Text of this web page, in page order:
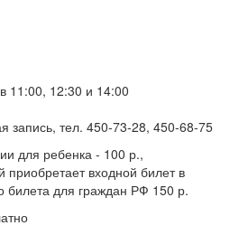
11:00, 12:30 и 14:00
запись, тел. 450-73-28, 450-68-75
для ребенка - 100 р.,
входной билет в
билета для граждан РФ 150 р.